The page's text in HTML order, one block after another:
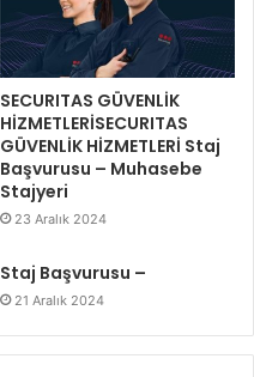
SECURITAS GÜVENLİK
HİZMETLERİSECURITAS
GÜVENLİK HİZMETLERİ Staj
Başvurusu – Muhasebe
Stajyeri
23 Aralık 2024
Staj Başvurusu –
21 Aralık 2024